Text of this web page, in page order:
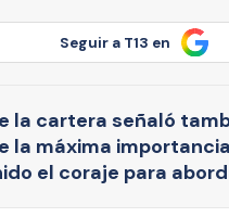
Seguir a T13 en
la cartera señaló
la máxima
el coraje para